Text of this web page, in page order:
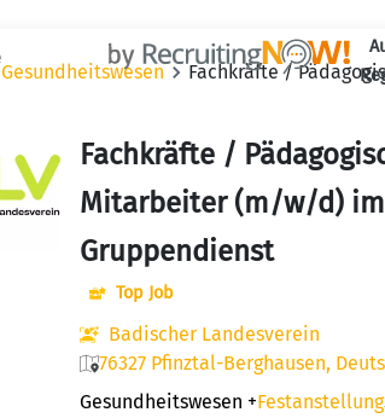
Gesundheitswesen Fachkräfte /
Fachkräfte /
Mitarbeiter (m/w/d) im
Gruppendienst
Top Job
Badischer Landesverein
76327 Pfinztal-Berghausen,
Gesundheitswesen +Festanstellung